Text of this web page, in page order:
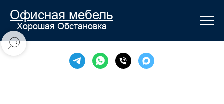
Офисная мебель
Хорошая Обстановка